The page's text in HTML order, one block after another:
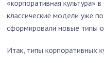
«корпоративная культура»
классические модели уже
сформировали новые типы
Итак, типы корпоративных